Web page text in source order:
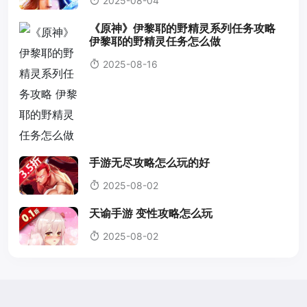
《原神》伊黎耶的野精灵系列任务攻略
伊黎耶的野精灵任务怎么做
2025-08-16
手游无尽攻略怎么玩的好
2025-08-02
天谕手游 变性攻略怎么玩
2025-08-02